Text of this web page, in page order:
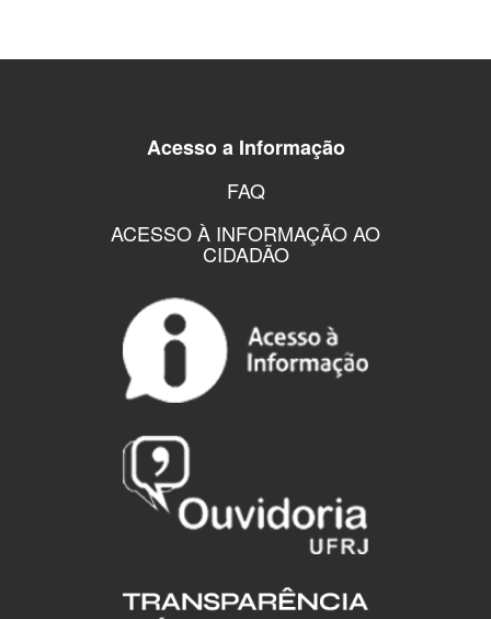
Acesso a Informação
FAQ
ACESSO À INFORMAÇÃO AO
CIDADÃO